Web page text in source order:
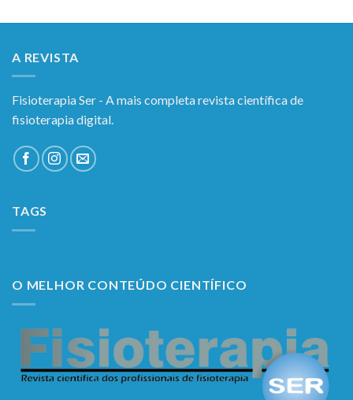
A REVISTA
Fisioterapia Ser - A mais completa revista científica de
fisioterapia digital.
TAGS
O MELHOR CONTEÚDO CIENTÍFICO